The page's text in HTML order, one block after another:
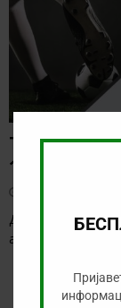
ТИП НА
19:00)
Денес нема
анализираме